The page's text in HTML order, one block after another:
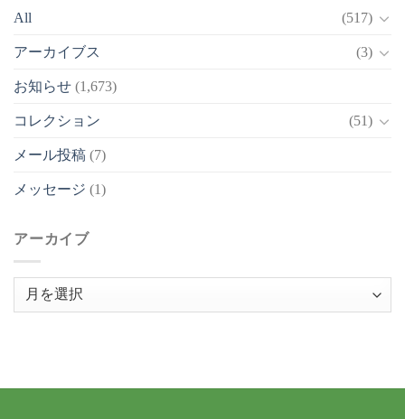
All (517)
アーカイブス (3)
お知らせ (1,673)
コレクション (51)
メール投稿 (7)
メッセージ (1)
アーカイブ